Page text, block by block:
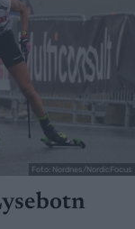
Foto: Nordnes/NordicFocus